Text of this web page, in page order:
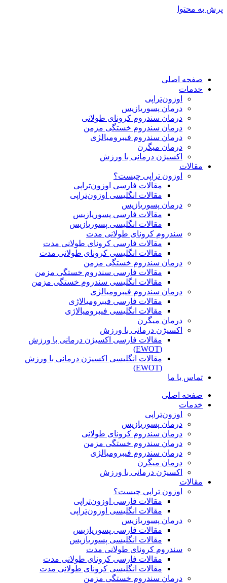
پرش به محتوا
صفحه اصلی
خدمات
اوزون‌تراپی
درمان پسوریازیس
درمان سندروم کرونای طولانی
درمان سندروم خستگی مزمن
درمان سندروم فیبرومیالژی
درمان میگرن
اکسیژن درمانی با ورزش
مقالات
اوزون تراپی چیست؟
مقالات فارسی اوزون‌تراپی
مقالات انگلیسی اوزون‌تراپی
درمان پسوریازیس
مقالات فارسی پسوریازیس
مقالات انگلیسی پسوریازیس
سندروم کرونای طولانی مدت
مقالات فارسی کرونای طولانی مدت
مقالات انگلیسی کرونای طولانی مدت
درمان سندروم خستگی مزمن
مقالات فارسی سندروم خستگی مزمن
مقالات انگلیسی سندروم خستگی مزمن
درمان سندروم فیبرومیالژی
مقالات فارسی فیبرومیالاژی
مقالات انگلیسی فیبرومیالاژی
درمان میگرن
اکسیژن درمانی با ورزش
مقالات فارسی اکسیژن درمانی با ورزش
(EWOT)
مقالات انگلیسی اکسیژن درمانی با ورزش
(EWOT)
تماس با ما
صفحه اصلی
خدمات
اوزون‌تراپی
درمان پسوریازیس
درمان سندروم کرونای طولانی
درمان سندروم خستگی مزمن
درمان سندروم فیبرومیالژی
درمان میگرن
اکسیژن درمانی با ورزش
مقالات
اوزون تراپی چیست؟
مقالات فارسی اوزون‌تراپی
مقالات انگلیسی اوزون‌تراپی
درمان پسوریازیس
مقالات فارسی پسوریازیس
مقالات انگلیسی پسوریازیس
سندروم کرونای طولانی مدت
مقالات فارسی کرونای طولانی مدت
مقالات انگلیسی کرونای طولانی مدت
درمان سندروم خستگی مزمن